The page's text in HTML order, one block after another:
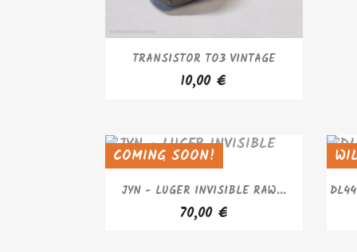
APERÇU RAPIDE
TRANSISTOR TO3 VINTAGE
10,00 €
COMING SOON!
APERÇU RAPIDE
JYN - LUGER INVISIBLE RAW...
70,00 €
SOLD OUT